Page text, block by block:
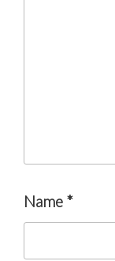
Name *